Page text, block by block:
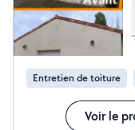
Entretien de toiture
Voir le